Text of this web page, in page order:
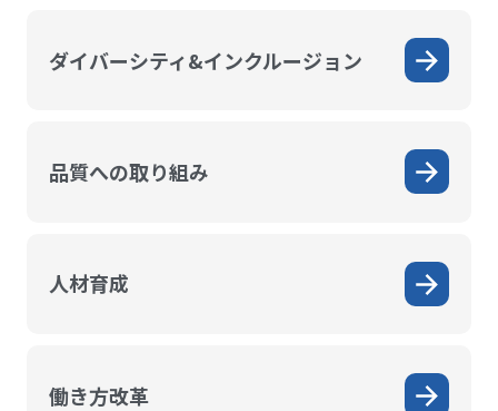
ダイバーシティ&インクルージョン
品質への取り組み
人材育成
働き方改革